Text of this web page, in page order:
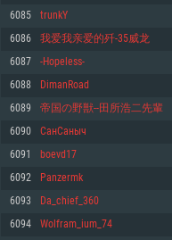
최소사양
운영체제: Windows 10 (64 bit)
프로세서: 2.2 GHz 듀얼코어 이상
메모리: 4GB
그래픽 카드: DirectX 11 이상을
GeForce GT 660. 최소 사양 해상
네트워크: 브로드밴드 인터넷
여유 저장 공간: 22.1 GB (최소 클
최소사양
운영체제: Mac OS Big Sur 11.0
프로세서: 최소 2.2 GHz의 Core
메모리: 6 GB
그래픽 카드: Metal 을 지원하는
능을 가지는 Mac 버전의 AMD/
네트워크: 브로드밴드 인터넷
여유 저장 공간: 22.1 GB (최소 클
최소사양
운영체제: 64bit Linux 중 최신 버전
프로세서: 2.4 GHz 듀얼코어
메모리: 4 GB
그래픽 카드: Vulkan 을 지원하고
660 (6개월 미만) 혹은 그와 동급
원하는 AMD (6개월 미만; 최소사
네트워크: 브로드밴드 인터넷
여유 저장 공간: 22.1 GB (최소 클
6085 trunkY
6086 我爱我亲爱的歼-35威龙
6087 -Hopeless-
6088 DimanRoad
6089 帝国の野獣--田所浩二先輩
6090 СанСаныч
6091 boevd17
6092 Panzermk
6093 Da_chief_360
6094 Wolfram_ium_74